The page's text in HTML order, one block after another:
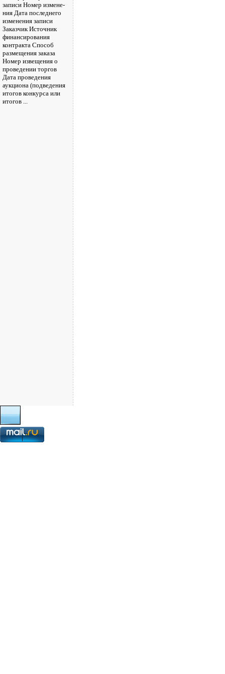
записи Номер измене­
ния Дата последнего
изме­нения записи
Заказчик Источ­ник
финан­сиро­вания
контракта Способ
размещения заказа
Номер извещения о
проведении торгов
Дата проведения
аукциона (подведения
итогов конкурса или
итогов ...